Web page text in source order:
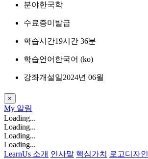
분야한국학
수료증미발급
학습시간19시간 36분
학습언어 한국어 ‎(ko)‎
강좌개설일2024년 06월
×
My 알림
Loading...
Loading...
Loading...
Loading...
LearnUs 소개 인사말 핵심가치
로고디자인